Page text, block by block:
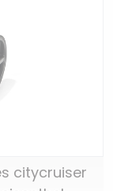
citycruiser